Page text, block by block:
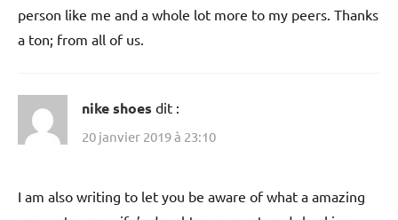
person like me and a whole lot more to my peers. Thanks
a ton; from all of us.
nike shoes dit :
20 janvier 2019 à 23:10
I am also writing to let you be aware of what a amazing